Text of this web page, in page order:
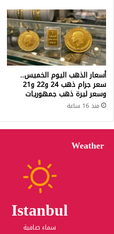
أسعار الذهب اليوم الخميس..
سعر جرام ذهب 24 و22 و21
وسعر ليرة ذهب جمهوريات
منذ 16 ساعة
Weather
Istanbul
سماء صافية